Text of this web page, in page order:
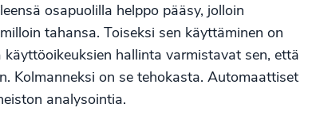
osapuolilla helppo pääsy, jolloin
tahansa. Toiseksi sen käyttäminen on
hallinta varmistavat sen, että
Kolmanneksi on se tehokasta. Automaattiset
analysointia.